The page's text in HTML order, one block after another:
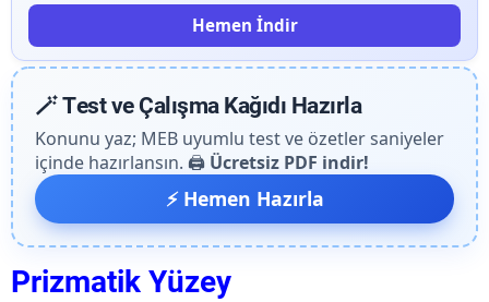
Hemen İndir
🪄 Test ve Çalışma Kağıdı Hazırla
Konunu yaz; MEB uyumlu test ve özetler saniyeler
içinde hazırlansın. 🖨️ Ücretsiz PDF indir!
⚡ Hemen Hazırla
Prizmatik Yüzey